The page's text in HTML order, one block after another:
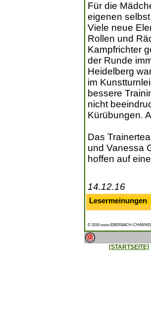
Für die
eigenen
Viele neue
Rollen und
Kampfrichter
der Runde
Heidelberg
im
bessere
nicht
Kürübungen.
Das
und Vanessa
hoffen auf
14.12.16
Lesermeinungen
© 2016 www.EBERBACH-
[STARTSEITE]